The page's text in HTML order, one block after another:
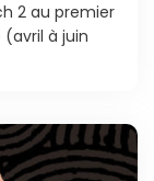
2 au premier
à juin